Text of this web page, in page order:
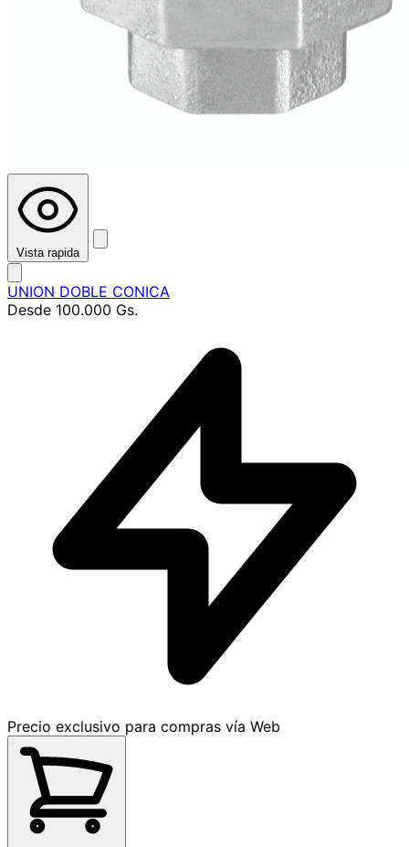
Vista rapida
UNION DOBLE CONICA
Desde 100.000 Gs.
Precio exclusivo para compras vía Web